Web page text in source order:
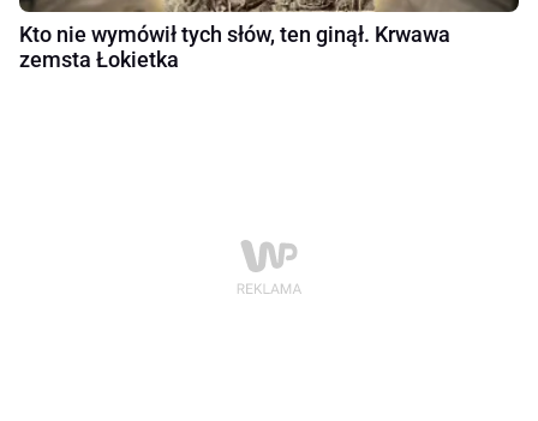
Kto nie wymówił tych słów, ten ginął. Krwawa
zemsta Łokietka